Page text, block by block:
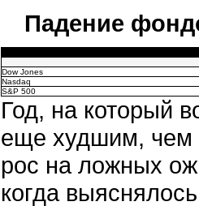
Падение
Dow Jones
Nasdaq
S&P 500
Год, на который
еще худшим, чем
рос на ложных
когда